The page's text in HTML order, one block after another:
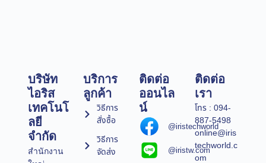
บริษัท
ไอริส
เทคโนโ
ลยี
จำกัด
สำนักงาน
บริการ
ลูกค้า
วิธีการ
สั่งซื้อ
วิธีการ
จัดส่ง
ติดต่อ
ออนไล
น์
@iristechworld
@iristw.com
ติดต่อ
เรา
โทร : 094-
887-5498
online@iris
techworld.c
om